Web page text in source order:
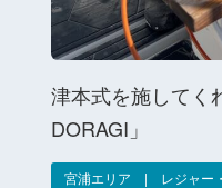
津本式を施してく
DORAGI」
宮浦エリア | レジャー